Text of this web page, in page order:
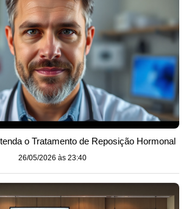
o Tratamento de Reposição Hormonal
26/05/2026 às 23:40